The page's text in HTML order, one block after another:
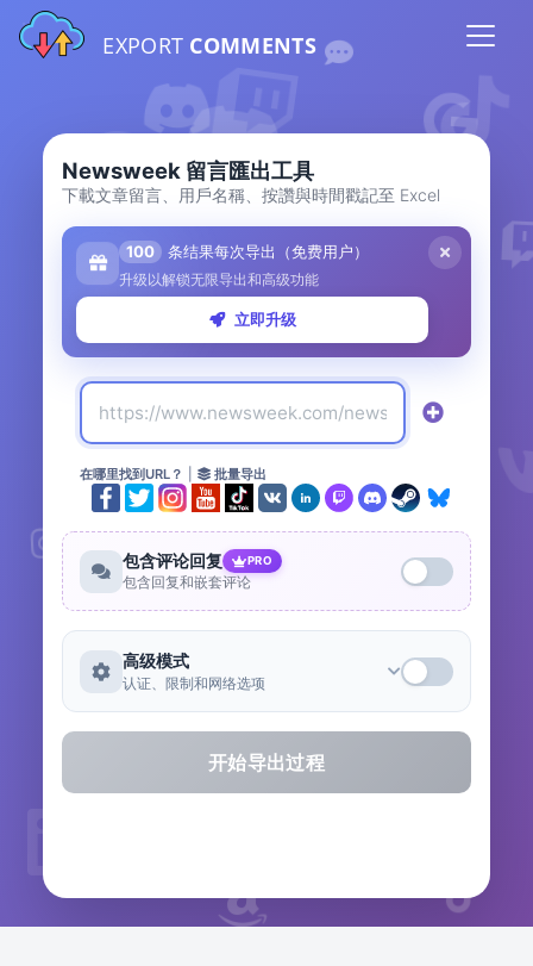
EXPORT COMMENTS
Newsweek 留言匯出工具
下載文章留言、用戶名稱、按讚與時間戳記至 Excel
100 条结果每次导出（免费用户）
升级以解锁无限导出和高级功能
立即升级
在哪里找到URL？ 批量导出
包含评论回复 PRO
包含回复和嵌套评论
高级模式
认证、限制和网络选项
开始导出过程